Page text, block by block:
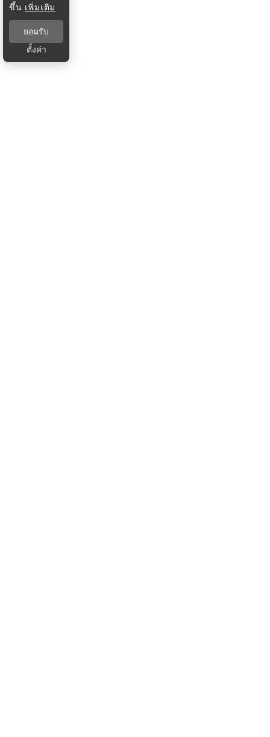
ขึ้น เพิ่มเติม
ยอมรับ
ตั้งค่า